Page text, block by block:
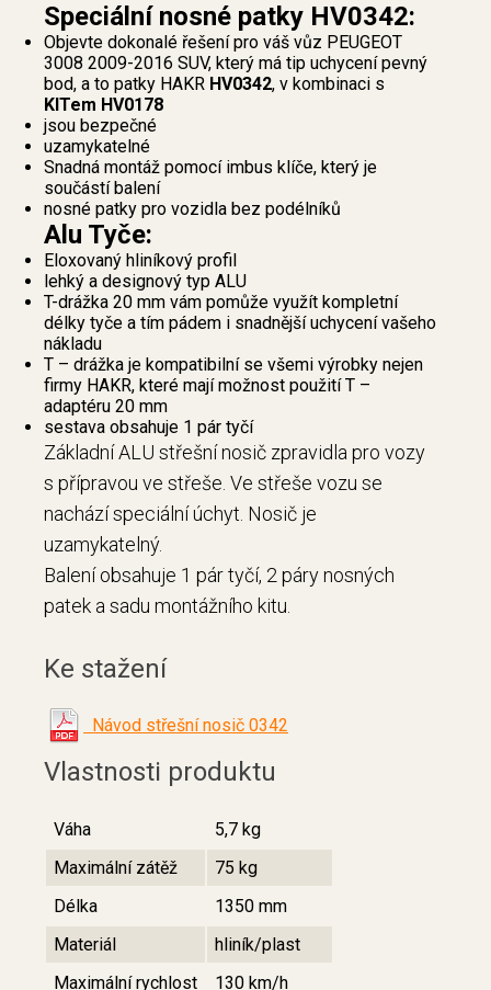
Speciální nosné patky HV0342:
Objevte dokonalé řešení pro váš vůz PEUGEOT
3008 2009-2016 SUV, který má tip uchycení pevný
bod, a to patky HAKR HV0342, v kombinaci s
KITem HV0178
jsou bezpečné
uzamykatelné
Snadná montáž pomocí imbus klíče, který je
součástí balení
nosné patky pro vozidla bez podélníků
Alu Tyče:
Eloxovaný hliníkový profil
lehký a designový typ ALU
T-drážka 20 mm vám pomůže využít kompletní
délky tyče a tím pádem i snadnější uchycení vašeho
nákladu
T – drážka je kompatibilní se všemi výrobky nejen
firmy HAKR, které mají možnost použití T –
adaptéru 20 mm
sestava obsahuje 1 pár tyčí
Základní ALU střešní nosič zpravidla pro vozy
s přípravou ve střeše. Ve střeše vozu se
nachází speciální úchyt. Nosič je
uzamykatelný.
Balení obsahuje 1 pár tyčí, 2 páry nosných
patek a sadu montážního kitu.
Ke stažení
Návod střešní nosič 0342
Vlastnosti produktu
Váha
5,7 kg
Maximální zátěž
75 kg
Délka
1350 mm
Materiál
hliník/plast
Maximální rychlost
130 km/h